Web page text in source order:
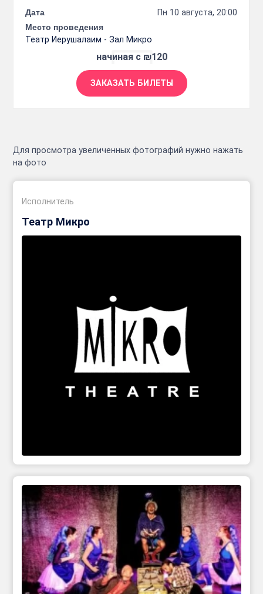
Дата
Пн 10 августа, 20:00
Место проведения
Театр Иерушалаим - Зал Микро
начиная с ₪120
ЗАКАЗАТЬ БИЛЕТЫ
Для просмотра увеличенных фотографий нужно нажать
на фото
Исполнитель
Театр Микро